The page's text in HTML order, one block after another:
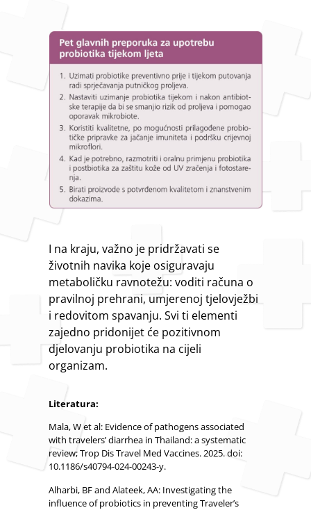
I na kraju, važno je pridržavati se
životnih navika koje osiguravaju
metaboličku ravnotežu: voditi računa o
pravilnoj prehrani, umjerenoj tjelovježbi
i redovitom spavanju. Svi ti elementi
zajedno pridonijet će pozitivnom
djelovanju probiotika na cijeli
organizam.
Literatura:
Mala, W et al: Evidence of pathogens associated
with travelers’ diarrhea in Thailand: a systematic
review; Trop Dis Travel Med Vaccines. 2025. doi:
10.1186/s40794-024-00243-y.
Alharbi, BF and Alateek, AA: Investigating the
influence of probiotics in preventing Traveler’s